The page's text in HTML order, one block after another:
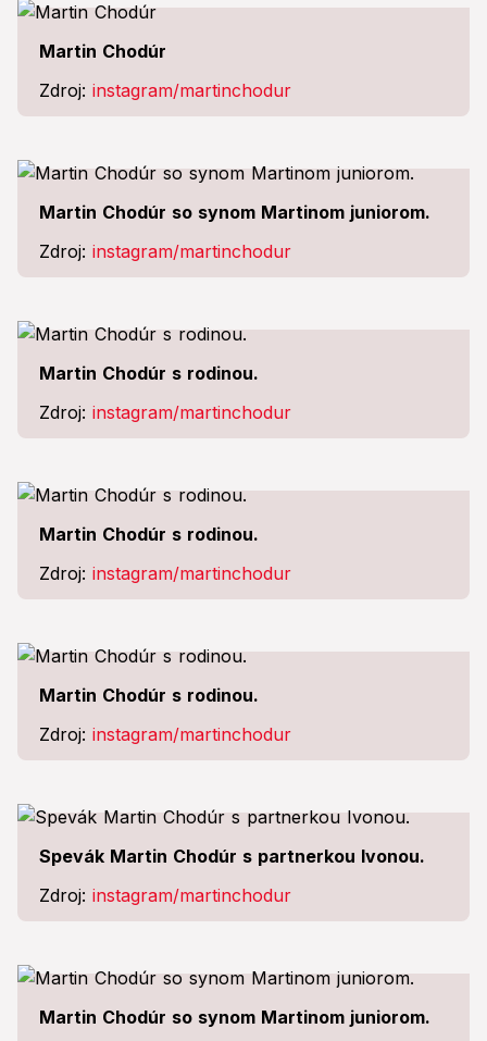
Martin Chodúr
Zdroj: instagram/martinchodur
Martin Chodúr so synom Martinom juniorom.
Zdroj: instagram/martinchodur
Martin Chodúr s rodinou.
Zdroj: instagram/martinchodur
Martin Chodúr s rodinou.
Zdroj: instagram/martinchodur
Martin Chodúr s rodinou.
Zdroj: instagram/martinchodur
Spevák Martin Chodúr s partnerkou Ivonou.
Zdroj: instagram/martinchodur
Martin Chodúr so synom Martinom juniorom.